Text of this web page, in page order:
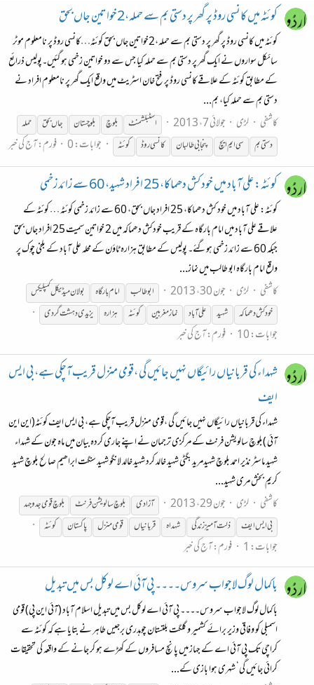
کوئٹہ میں کانسی روڈ پر گھر پر دستی بم سے حملہ،2خواتین جاں بحق
کوئٹہ میں کانسی روڈ پر گھر پر دستی بم سے حملہ،2خواتین جاں بحق کوئٹہ…کانسی روڈ پر نامعلوم موٹر
سائکل سواروں نے ایک گھر پر دستی بم سے حملہ کیا جس سے دو خواتین زخمی ہو گئیں۔پولیس ذرائع
کے مطابق کوئٹہ کے علاقے کانسی روڈ پر فتح خان اسٹریٹ میں واقع ایک گھر پر نامعلوم افراد نے
دستی بم سے حملہ کیا، بم...
کاشفی
لڑی جولائی 7، 2013 اسٹبلشمنٹ بلوچ بلوچستان جاں بحق
حملہ
دستی بم
سی ایم ایچ پنجابی طالبان کانسی روڈ کوئٹہ جوابات: 0 فورم:آج کی خبر
کوئٹہ: علی آباد میں خود کش دھماکا، 25 افراد شہید، 60 سے زائد زخمی
کوئٹہ: علی آباد میں خود کش دھماکا، 25 افراد جاں بحق، 60 سے زائد زخمی کوئٹہ … کوئٹہ کے
علاقے علی آباد میں امام بارگاہ کے قریب خودکش دھماکہ میں 2 خواتین سمیت 25 افراد جاں بحق
جبکہ 60 سے زائد زخمی ہوگئے۔ پولیس کے مطابق ہزارہ ٹاوٴن کے محلہ علی آباد کے بلخی چوک پر
واقع امام بارگاہ ابو طالب میں نماز...
کاشفی
لڑی جون 30، 2013 ابوطالب امام بارگاہ
بولان میڈیکل کمپلیکس
خودکش دھماکہ
شہید علی آباد نماز مغربین کوئٹہ ہزارہ یزیدی دہشت گردی
جوابات: 10 فورم:آج کی خبر
شہداء کی قربانیاں رائیگاں نہیں جائیں گی ،قومی منزل قریب آچکی ہے، بی ایس
ایف
شہداء کی قربانیاں رائیگاں نہیں جائیں گی ،قومی منزل قریب آچکی ہے، بی ایس ایف کوئٹہ(این این
آئی )بلوچ سالویشن فرنٹ کے مرکزی ترجمان نے اپنے جاری کردہ بیان میں ماہ جون کے شہداء
شہید ماسٹر نذیر احمد بلوچ شہیدمرید بگٹی شہید خالد کرد شہید خالد لانگو شہید سنگت ابراھیم صالح بلوچ شہید
کریم بخش مری شہید...
کاشفی
لڑی جون 29، 2013 آزادی بلوچ سالویشن فرنٹ
بلوچ قومی جدوجہد
بی ایس ایف
ذلت آمیز زندگی شہداہ قربانیاں قومی منزل پاکستان کوئٹہ
جوابات: 1 فورم:آج کی خبر
باکمال لوگ لاجواب سروس۔۔۔۔ پی آئی اے لوکل بس میں تبدیل
باکمال لوگ لاجواب سروس۔۔۔۔ پی آئی اے لوکل بس میں تبدیل اسلام آباد (آئی این پی) قومی
اسمبلی کو وفاقی وزیر برائے کشمیر و گلگت بلتستان چوہدری برجیس طاہر نے بتایا ہے کہ کوئٹہ سے
کراچی تک پی آئی اے کے جہاز میں پانچ مسافروں کے کھڑے ہو کر جانے کے واقعہ کی تحقیقات
کرائی جائیں گی‘ شہری ہوا بازی کے...